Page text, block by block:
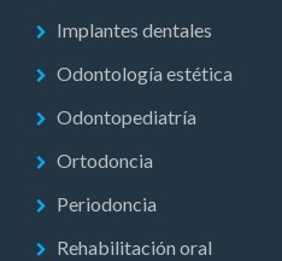
Implantes dentales
Odontología estética
Odontopediatría
Ortodoncia
Periodoncia
Rehabilitación oral